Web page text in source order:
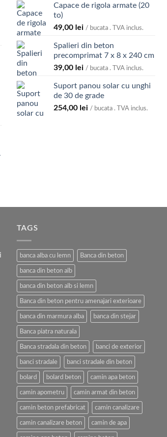
lei
lei
lei
24,00 lei
la
Capace de rigola armate (20
to)
49,00 lei / bucata . TVA inclus.
Spalieri din beton
precomprimat 7 x 8 x 240 cm
39,00 lei / bucata . TVA inclus.
Suport panou solar cu unghi
de 30 de grade
254,00 lei / bucata . TVA inclus.
TAGS
banca alba cu lemn Banca din beton
banca din beton alb
banca din beton alb si lemn
Banca din beton pentru amenajari exterioare
banca din marmura alba banca din stejar
Banca piatra naturala
Banca stradala din beton banci de exterior
banci stradale banci stradale din beton
bolard bolard beton camin apa beton
camin apometru camin armat din beton
camin beton prefabricat camin canalizare
camin canalizare beton camin de apa